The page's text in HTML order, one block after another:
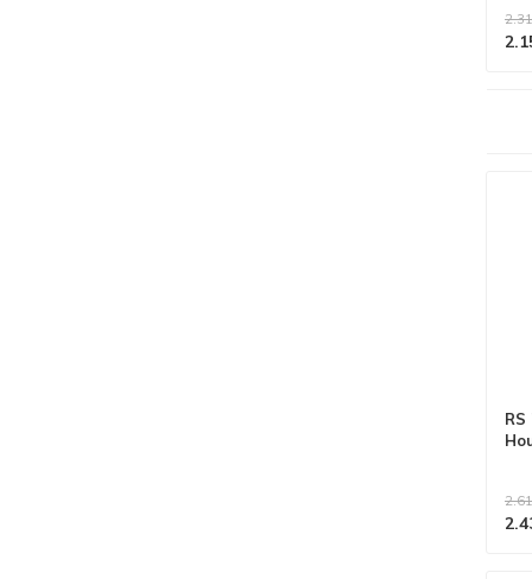
RS